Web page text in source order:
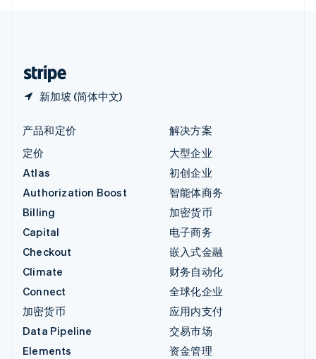
新加坡 (简体中文)
产品和定价
定价
Atlas
Authorization Boost
Billing
Capital
Checkout
Climate
Connect
加密货币
Data Pipeline
Elements
解决方案
大型企业
初创企业
智能体商务
加密货币
电子商务
嵌入式金融
财务自动化
全球化企业
应用内支付
交易市场
资金管理